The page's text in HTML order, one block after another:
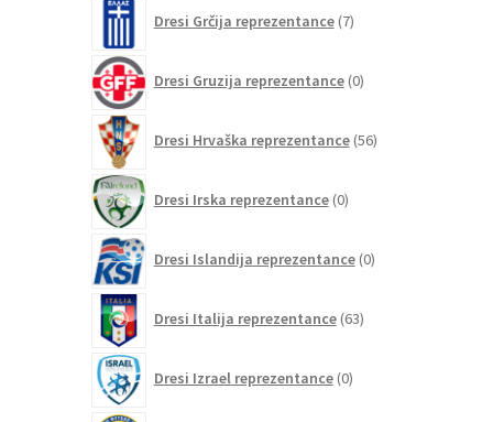
Dresi Grčija reprezentance 7izdelkov
Dresi Gruzija reprezentance 0izdelkov
Dresi Hrvaška reprezentance 56izdelkov
Dresi Irska reprezentance 0izdelkov
Dresi Islandija reprezentance 0izdelkov
Dresi Italija reprezentance 63izdelkov
Dresi Izrael reprezentance 0izdelkov